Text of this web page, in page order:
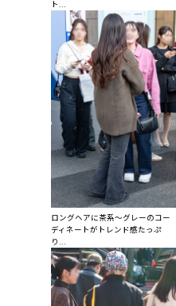
ト...
ロングヘアに茶系〜グレーのコー
ディネートがトレンド感たっぷ
り...